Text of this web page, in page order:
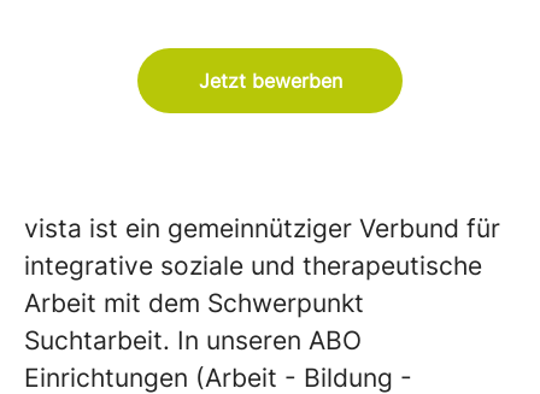
Jetzt bewerben
vista ist ein gemeinnütziger Verbund für
integrative soziale und therapeutische
Arbeit mit dem Schwerpunkt
Suchtarbeit. In unseren ABO
Einrichtungen (Arbeit - Bildung -